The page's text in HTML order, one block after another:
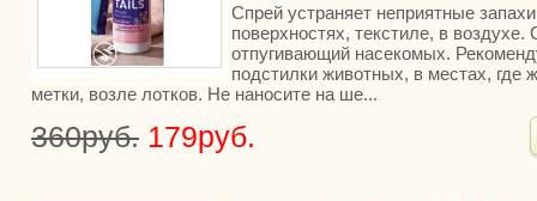
Спрей устраняет неприятные
поверхностях, текстиле, в воздухе.
отпугивающий насекомых.
подстилки животных, в местах, где
метки, возле лотков. Не наносите на ше...
360руб. 179руб.